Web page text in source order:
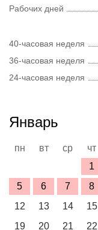
Рабочих дней
40-часовая неделя
36-часовая неделя
24-часовая неделя
Январь
пн вт ср чт
1
5
6 7 8
12
13 14 15
19
20 21 22